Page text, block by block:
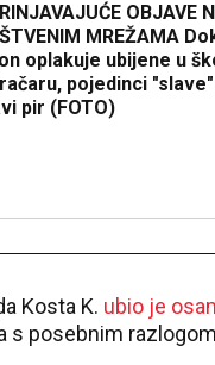
OBJAVE
MREŽAMA
oplakuje ubijene u
pojedinci "slave"
pir (FOTO)
Kosta K. ubio je
s posebnim